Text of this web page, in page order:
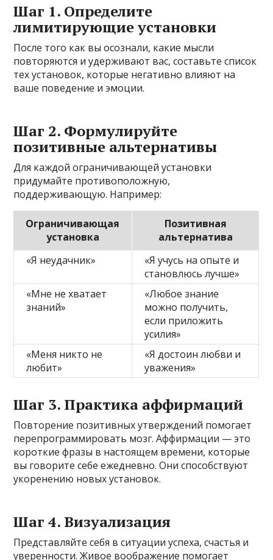
Шаг 1. Определите
лимитирующие установки
После того как вы осознали, какие мысли
повторяются и удерживают вас, составьте список
тех установок, которые негативно влияют на
ваше поведение и эмоции.
Шаг 2. Формулируйте
позитивные альтернативы
Для каждой ограничивающей установки
придумайте противоположную,
поддерживающую. Например:
Ограничивающая
установка
Позитивная
альтернатива
«Я неудачник»
«Я учусь на опыте и
становлюсь лучше»
«Мне не хватает
знаний»
«Любое знание
можно получить,
если приложить
усилия»
«Меня никто не
любит»
«Я достоин любви и
уважения»
Шаг 3. Практика аффирмаций
Повторение позитивных утверждений помогает
перепрограммировать мозг. Аффирмации — это
короткие фразы в настоящем времени, которые
вы говорите себе ежедневно. Они способствуют
укоренению новых установок.
Шаг 4. Визуализация
Представляйте себя в ситуации успеха, счастья и
уверенности. Живое воображение помогает